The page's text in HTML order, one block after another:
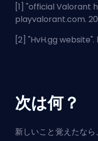
[1] "official Valorant
playvalorant.com.
[2] "HvH.gg website".
次は何？
新しいこと覚えたな